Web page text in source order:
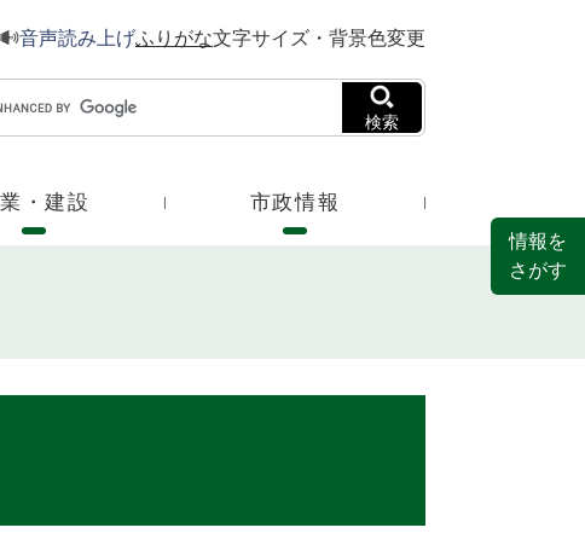
音声読み上げふりがな文字サイズ・背景色変更
検索
・建設 市政情報
情報を
さがす